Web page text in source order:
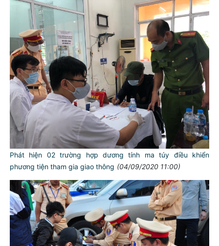
Phát hiện 02 trường hợp dương tính ma túy điều khiển
phương tiện tham gia giao thông (04/09/2020 11:00)